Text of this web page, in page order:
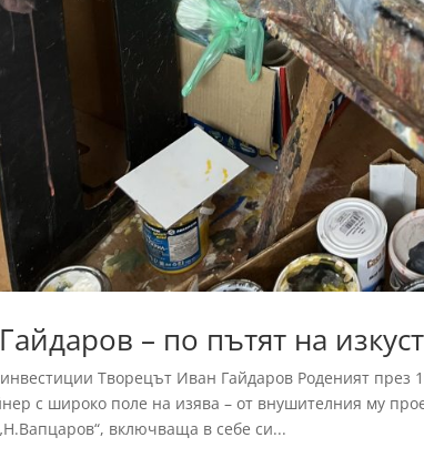
– по пътят на
инвестиции Творецът Иван Гайдаров Роденият през
с широко поле на изява – от внушителния му
включваща в себе си...